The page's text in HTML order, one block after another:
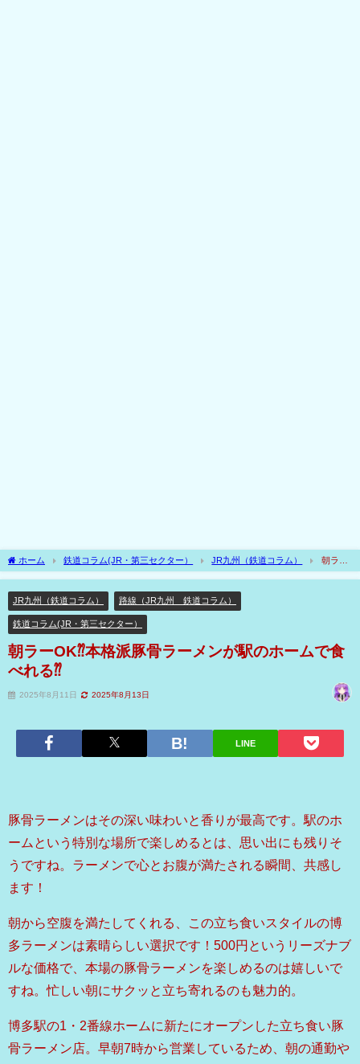
ホーム 鉄道コラム(JR・第三セクター） JR九州（鉄道コラム）
朝ラー
OK⁇本格派豚骨ラーメンが駅のホームで食べれる⁇
JR九州（鉄道コラム） 路線（JR九州 鉄道コラム）
鉄道コラム(JR・第三セクター）
朝ラーOK⁇本格派豚骨ラーメンが駅のホームで食
べれる⁇
2025年8月11日 2025年8月13日
LINE
豚骨ラーメンはその深い味わいと香りが最高です。駅のホ
ームという特別な場所で楽しめるとは、思い出にも残りそ
うですね。ラーメンで心とお腹が満たされる瞬間、共感し
ます！
朝から空腹を満たしてくれる、この立ち食いスタイルの博
多ラーメンは素晴らしい選択です！500円というリーズナブ
ルな価格で、本場の豚骨ラーメンを楽しめるのは嬉しいで
すね。忙しい朝にサクッと立ち寄れるのも魅力的。
博多駅の1・2番線ホームに新たにオープンした立ち食い豚
骨ラーメン店。早朝7時から営業しているため、朝の通勤や